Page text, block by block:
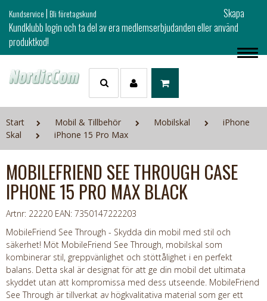
Kundservice|Bli företagskund
Skapa
Kundklubb login och ta del av era medlemserbjudanden eller använd
produktkod!
Start Mobil & Tillbehör Mobilskal
iPhone
Skal
iPhone 15 Pro Max
MOBILEFRIEND SEE THROUGH CASE
IPHONE 15 PRO MAX BLACK
Artnr: 22220 EAN: 7350147222203
MobileFriend See Through - Skydda din mobil med stil och
säkerhet! Möt MobileFriend See Through, mobilskal som
kombinerar stil, greppvänlighet och stöttålighet i en perfekt
balans. Detta skal är designat för att ge din mobil det ultimata
skyddet utan att kompromissa med dess utseende. MobileFriend
See Through är tillverkat av högkvalitativa material som ger ett